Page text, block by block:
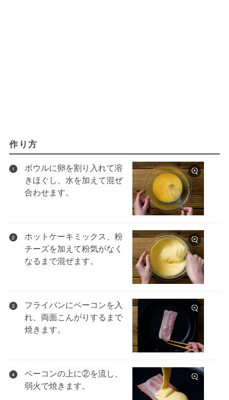
作り方
1
ボウルに卵を割り入れて溶
きほぐし、水を加えて混ぜ
合わせます。
2
ホットケーキミックス、粉
チーズを加えて粉気がなく
なるまで混ぜます。
3
フライパンにベーコンを入
れ、両面こんがりするまで
焼きます。
4
ベーコンの上に②を流し、
弱火で焼きます。